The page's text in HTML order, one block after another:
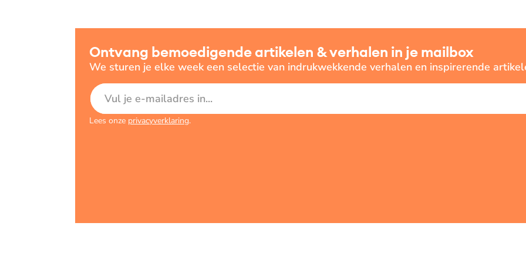
Ontvang bemoedigende artikelen & verhalen in je mailbox
We sturen je elke week een selectie van indrukwekkende verhalen en inspirerende
E-mailadres
Lees onze privacyverklaring.